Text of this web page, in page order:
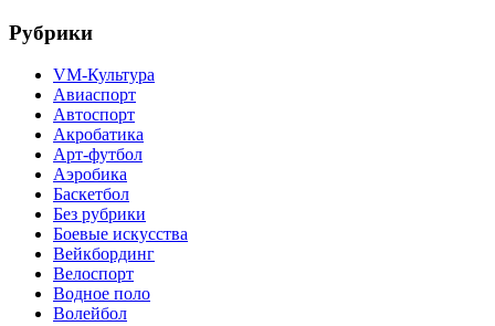
Рубрики
VM-Культура
Авиаспорт
Автоспорт
Акробатика
Арт-футбол
Аэробика
Баскетбол
Без рубрики
Боевые искусства
Вейкбординг
Велоспорт
Водное поло
Волейбол